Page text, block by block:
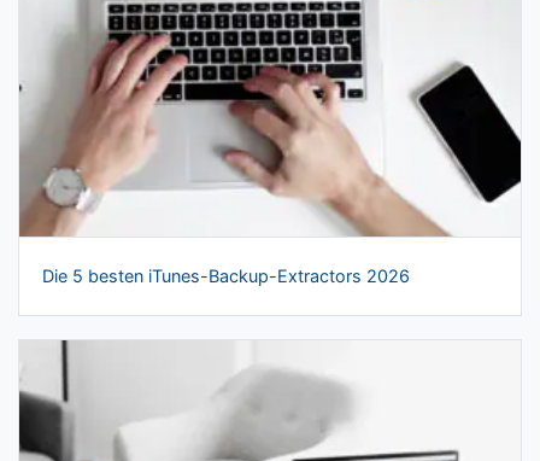
Die 5 besten iTunes-Backup-Extractors 2026